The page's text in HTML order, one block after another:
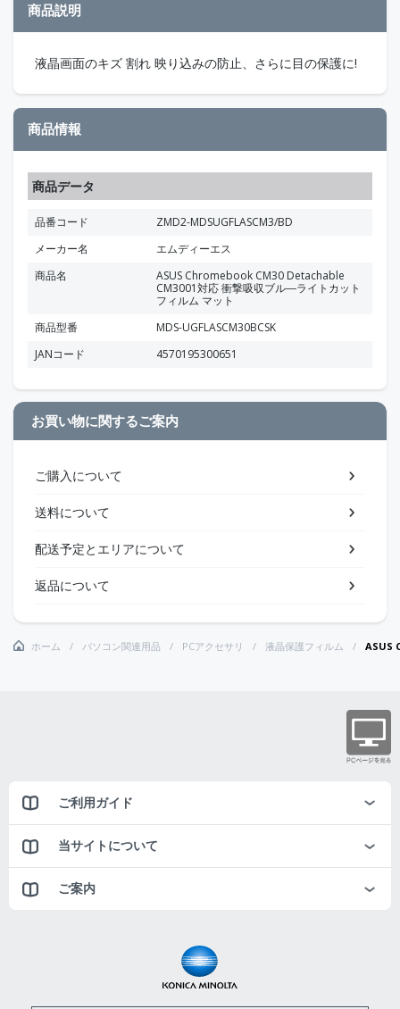
商品説明
液晶画面のキズ 割れ 映り込みの防止、さらに目の保護に!
商品情報
商品データ
品番コード
ZMD2-MDSUGFLASCM3/BD
メーカー名
エムディーエス
商品名
ASUS Chromebook CM30 Detachable
CM3001対応 衝撃吸収ブル―ライトカット
フィルム マット
商品型番
MDS-UGFLASCM30BCSK
JANコード
4570195300651
お買い物に関するご案内
ご購入について
送料について
配送予定とエリアについて
返品について
ホーム パソコン関連用品 PCアクセサリ 液晶保護フィルム ASUS
ご利用ガイド
当サイトについて
ご案内